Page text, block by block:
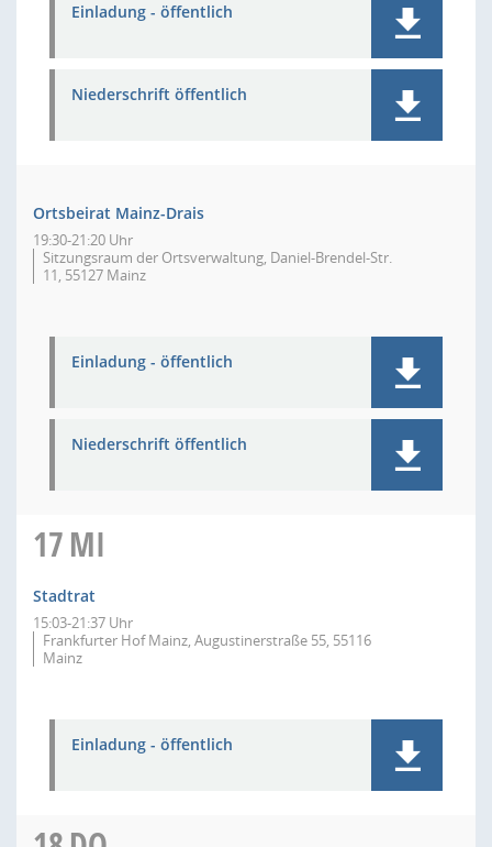
Einladung - öffentlich
Niederschrift öffentlich
Ortsbeirat Mainz-Drais
19:30-21:20 Uhr
Sitzungsraum der Ortsverwaltung, Daniel-Brendel-Str.
11, 55127 Mainz
Einladung - öffentlich
Niederschrift öffentlich
17MI
Stadtrat
15:03-21:37 Uhr
Frankfurter Hof Mainz, Augustinerstraße 55, 55116
Mainz
Einladung - öffentlich